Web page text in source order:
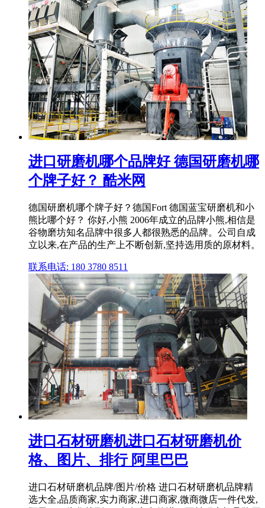
进口研磨机哪个品牌好 德国研磨机哪
个牌子好？ 酷米网
德国研磨机哪个牌子好？德国Fort 德国蓝宝研磨机和小
熊比哪个好？ 你好,小熊 2006年成立的品牌小熊,相信是
谷物磨坊知名品牌中很多人都很熟悉的品牌。公司自成
立以来,在产品的生产上不断创新,坚持选用质的原材料。
联系电话: 180 3780 8511
进口石材研磨机进口石材研磨机价
格、图片、排行 阿里巴巴
进口石材研磨机品牌/图片/价格 进口石材研磨机品牌精
选大全,品质商家,实力商家,进口商家,微商微店一件代发,